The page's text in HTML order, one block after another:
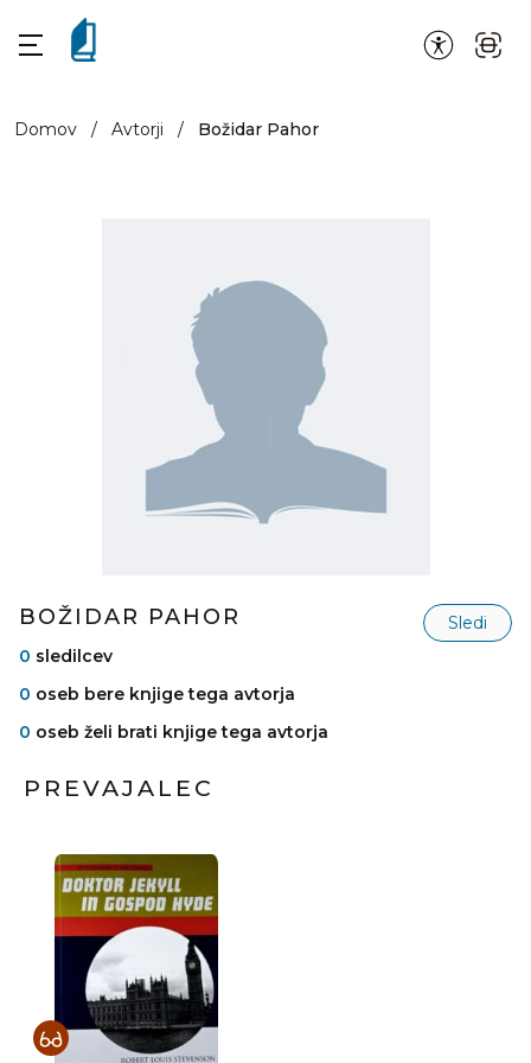
Domov / Avtorji / Božidar Pahor
BOŽIDAR PAHOR
Sledi
0 sledilcev
0 oseb bere knjige tega avtorja
0 oseb želi brati knjige tega avtorja
PREVAJALEC